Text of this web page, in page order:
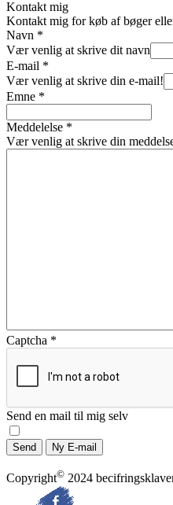
Kontakt mig
Kontakt mig for køb af bøger
Navn *
Vær venlig at skrive dit navn
E-mail *
Vær venlig at skrive din e-mail!
Emne *
Meddelelse *
Vær venlig at skrive din
Captcha *
Send en mail til mig selv
Copyright© 2024